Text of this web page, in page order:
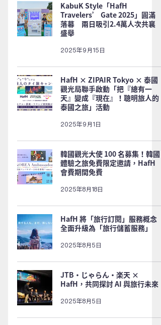
KabuK Style「HafH
Travelers’ Gate 2025」圓滿
落幕 兩日吸引2.4萬人次共襄
盛舉
2025年9月15日
HafH × ZIPAIR Tokyo × 泰國
觀光局聯手啟動「把『總有一
天』變成『現在』！聰明旅人的
泰國之旅」活動
2025年9月1日
韓國觀光大使 100 名募集！韓國
體驗之旅免費限定邀請，HafH
會費期間免費
2025年8月18日
HafH 將「旅行訂閱」服務概念
全面升級為「旅行儲蓄服務」
2025年8月5日
JTB・じゃらん・楽天 ×
HafH，共同探討 AI 與旅行未來
2025年8月5日